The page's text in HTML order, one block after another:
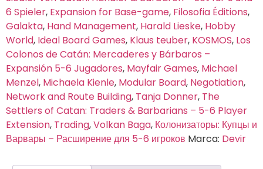
6 Spieler, Expansion for Base-game, Filosofia Éditions,
Galakta, Hand Management, Harald Lieske, Hobby
World, Ideal Board Games, Klaus teuber, KOSMOS, Los
Colonos de Catán: Mercaderes y Bárbaros –
Expansión 5-6 Jugadores, Mayfair Games, Michael
Menzel, Michaela Kienle, Modular Board, Negotiation,
Network and Route Building, Tanja Donner, The
Settlers of Catan: Traders & Barbarians – 5-6 Player
Extension, Trading,Volkan Baga, Колонизаторы: Купцы и
Варвары – Расширение для 5-6 игроков Marca: Devir